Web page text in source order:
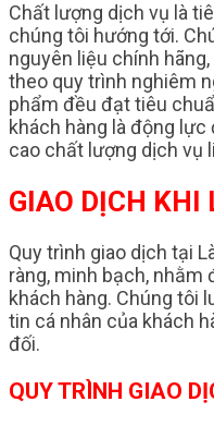
Chất lượng dịch vụ là
chúng tôi hướng tới.
nguyên liệu chính
theo quy trình nghiêm
phẩm đều đạt tiêu
khách hàng là động
cao chất lượng dịch vụ
GIAO DỊCH KHI
Quy trình giao dịch tại
ràng, minh bạch,
khách hàng. Chúng tôi
tin cá nhân của khách
đối.
QUY TRÌNH GIAO